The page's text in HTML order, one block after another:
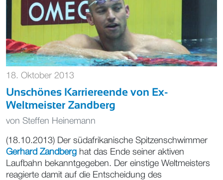
18. Oktober 2013
Unschönes Karriereende von Ex-
Weltmeister Zandberg
von Steffen Heinemann
(18.10.2013) Der südafrikanische Spitzenschwimmer
Gerhard Zandberg hat das Ende seiner aktiven
Laufbahn bekanntgegeben. Der einstige Weltmeisters
reagierte damit auf die Entscheidung des